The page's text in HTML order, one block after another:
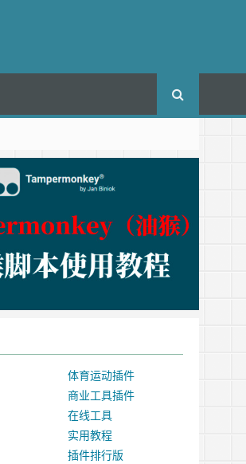
体育运动插件
商业工具插件
在线工具
实用教程
插件排行版